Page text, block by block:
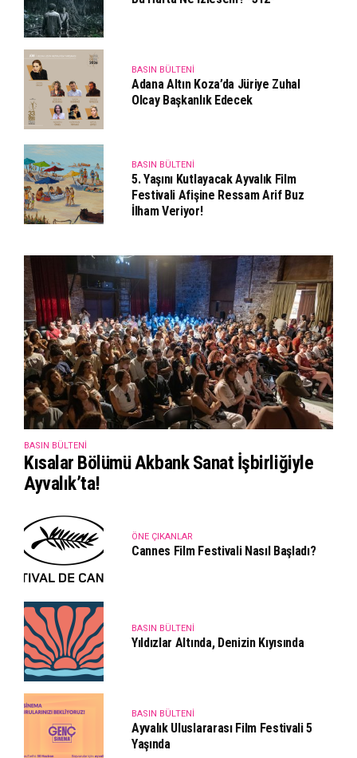
BASIN BÜLTENI
Adana Altın Koza’da Jüriye Zuhal
Olcay Başkanlık Edecek
BASIN BÜLTENI
5. Yaşını Kutlayacak Ayvalık Film
Festivali Afişine Ressam Arif Buz
İlham Veriyor!
BASIN BÜLTENI
Kısalar Bölümü Akbank Sanat İşbirliğiyle
Ayvalık’ta!
ÖNE ÇIKANLAR
Cannes Film Festivali Nasıl Başladı?
BASIN BÜLTENI
Yıldızlar Altında, Denizin Kıyısında
BASIN BÜLTENI
Ayvalık Uluslararası Film Festivali 5
Yaşında